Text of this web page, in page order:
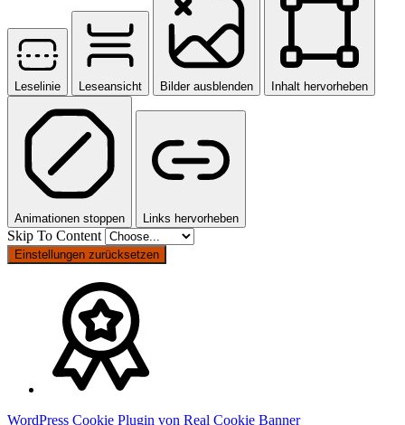
Leselinie Leseansicht Bilder ausblenden Inhalt hervorheben
Animationen stoppen Links hervorheben
Skip To Content
Einstellungen zurücksetzen
WordPress Cookie Plugin von Real Cookie Banner